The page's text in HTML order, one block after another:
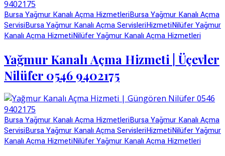
Bursa Yağmur Kanalı Açma HizmetleriBursa Yağmur Kanalı Açma
ServisiBursa Yağmur Kanalı Açma ServisleriHizmetiNilüfer Yağmur
Kanalı Açma HizmetiNilüfer Yağmur Kanalı Açma Hizmetleri
Yağmur Kanalı Açma Hizmeti | Üçevler
Nilüfer 0546 9402175
Bursa Yağmur Kanalı Açma HizmetleriBursa Yağmur Kanalı Açma
ServisiBursa Yağmur Kanalı Açma ServisleriHizmetiNilüfer Yağmur
Kanalı Açma HizmetiNilüfer Yağmur Kanalı Açma Hizmetleri